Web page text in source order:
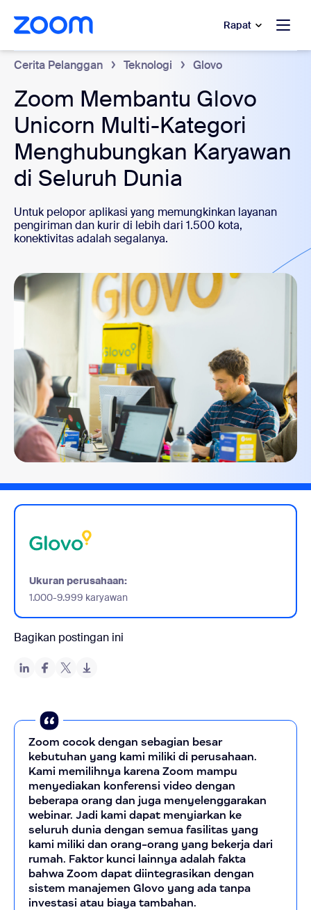
ke konten utama
percakapan bantuan Rapat
Cerita Pelanggan Teknologi Glovo
Zoom Membantu Glovo
Unicorn Multi-Kategori
Menghubungkan Karyawan
di Seluruh Dunia
Untuk pelopor aplikasi yang memungkinkan layanan
pengiriman dan kurir di lebih dari 1.500 kota,
konektivitas adalah segalanya.
Ukuran perusahaan:
1.000-9.999 karyawan
Bagikan postingan ini
Zoom cocok dengan sebagian besar
kebutuhan yang kami miliki di perusahaan.
Kami memilihnya karena Zoom mampu
menyediakan konferensi video dengan
beberapa orang dan juga menyelenggarakan
webinar. Jadi kami dapat menyiarkan ke
seluruh dunia dengan semua fasilitas yang
kami miliki dan orang-orang yang bekerja dari
rumah. Faktor kunci lainnya adalah fakta
bahwa Zoom dapat diintegrasikan dengan
sistem manajemen Glovo yang ada tanpa
investasi atau biaya tambahan.